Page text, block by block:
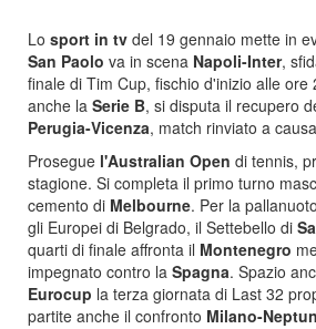
Lo sport in tv del 19 gennaio mette in
San Paolo va in scena Napoli-Inter,
finale di Tim Cup, fischio d'inizio alle ore
anche la Serie B, si disputa il recupero
Perugia-Vicenza, match rinviato a
Prosegue l'Australian Open di tennis,
stagione. Si completa il primo turno
cemento di Melbourne. Per la
gli Europei di Belgrado, il Settebello di
quarti di finale affronta il Montenegro
impegnato contro la Spagna. Spazio
Eurocup la terza giornata di Last 32
partite anche il confronto Milano-